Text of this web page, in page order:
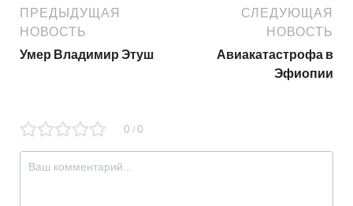
ПРЕДЫДУЩАЯ
НОВОСТЬ
Умер Владимир Этуш
СЛЕДУЮЩАЯ
НОВОСТЬ
Авиакатастрофа в
Эфиопии
0 / 0